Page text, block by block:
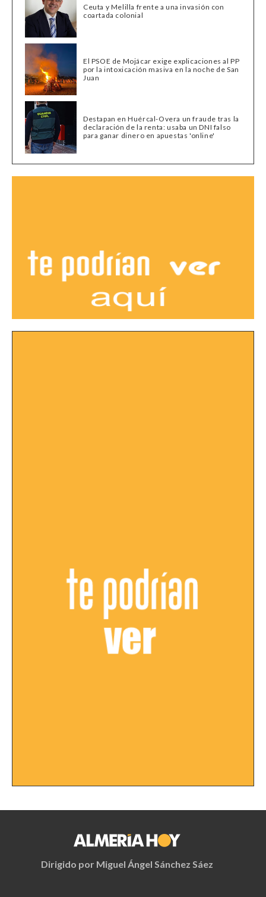
Ceuta y Melilla frente a una invasión con
coartada colonial
El PSOE de Mojácar exige explicaciones al PP
por la intoxicación masiva en la noche de San
Juan
Destapan en Huércal-Overa un fraude tras la
declaración de la renta: usaba un DNI falso
para ganar dinero en apuestas 'online'
Dirigido por Miguel Ángel Sánchez Sáez